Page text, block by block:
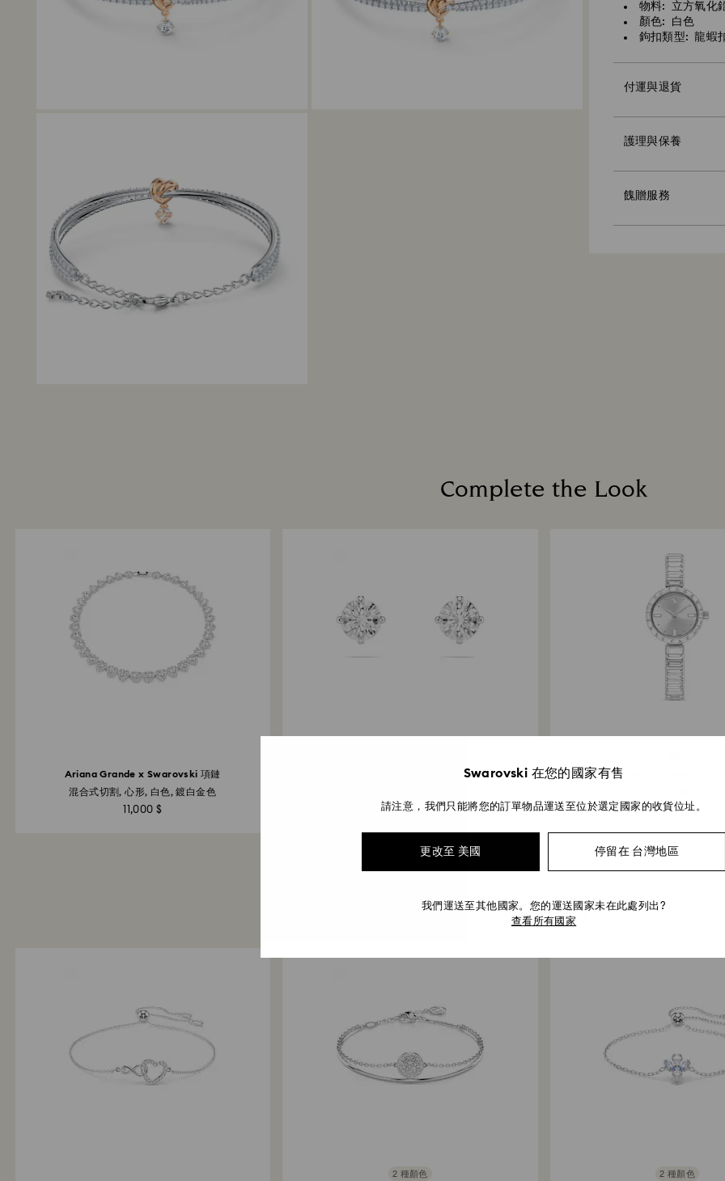
物料: 立方氧化
顏色: 白色
鉤扣類型: 龍蝦
付運與退貨
護理與保養
餽贈服務
使用高級品牌提袋
請注意：
個性化的留言，每
Complete the Look
Ariana Grande x Swarovski 項鏈
混合式切割, 心形, 白色, 鍍白金色
11,000 $ 2,500 $ 13,000 $
您可能也喜歡
2 種顏色 2 種顏色
Swarovski 在您的國家有售
請注意，我們只能將您的訂單物品運送至位於選定國家的收貨位址。
更改至 美國 停留在 台灣地區
我們運送至其他國家。您的運送國家未在此處列出?
查看所有國家